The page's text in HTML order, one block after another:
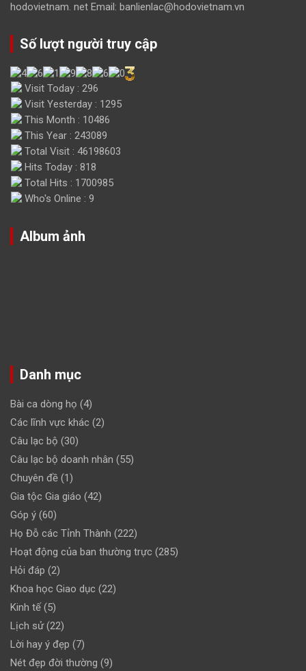
hodovietnam. net Email: banlienlac@hodovietnam.vn
Số lượt người truy cập
Visit Today : 296
Visit Yesterday : 1295
This Month : 10486
This Year : 243089
Total Visit : 46198603
Hits Today : 818
Total Hits : 1700985
Who's Online : 9
Album ảnh
Danh mục
Bài ca dòng họ (4)
Các lĩnh vực khác (2)
Câu lạc bộ (30)
Câu lạc bộ doanh nhân (55)
Chuyên đề (1)
Gia tộc Gia giáo (42)
Góp ý (60)
Họ Đỗ các Tỉnh Thành (222)
Hoạt động của ban thường trực (285)
Hỏi đáp (2)
Khoa học Giao dục (22)
Kinh tế(5)
Lịch sử(22)
Lời hay ý đẹp (7)
Nét đẹp đời thường (9)